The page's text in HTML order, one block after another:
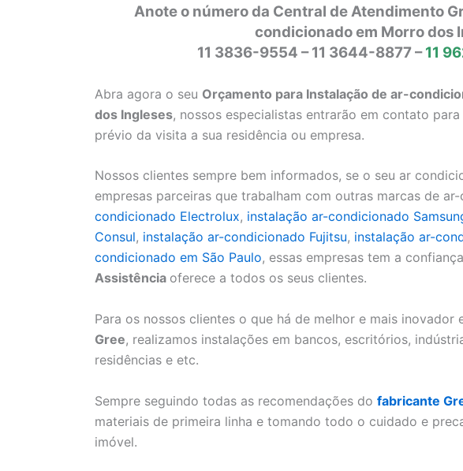
Anote o número da Central de Atendimento
condicionado em Morro dos
11 3836-9554 – 11 3644-8877 –11
Abra agora o seu Orçamento para Instalação de ar-
dos Ingleses, nossos especialistas entrarão em contato
prévio da visita a sua residência ou empresa.
Nossos clientes sempre bem informados, se o seu ar
empresas parceiras que trabalham com outras marcas de
condicionado Electrolux, instalação ar-condicionado
Consul, instalação ar-condicionado Fujitsu, instalação ar-
condicionado em São Paulo, essas empresas tem a
Assistência oferece a todos os seus clientes.
Para os nossos clientes o que há de melhor e mais inovador
Gree, realizamos instalações em bancos, escritórios,
residências e etc.
Sempre seguindo todas as recomendações do fabricante
materiais de primeira linha e tomando todo o cuidado e
imóvel.